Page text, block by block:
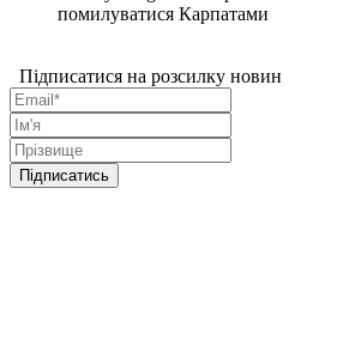
помилуватися Карпатами
Підписатися на розсилку новин